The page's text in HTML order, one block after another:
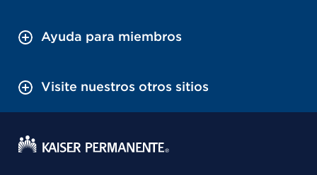
Ayuda para miembros
Visite nuestros otros sitios